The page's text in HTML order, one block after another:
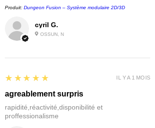
cyril G.
OSSUN, N
Produit: Dungeon Fusion – Système modulaire 2D/3D
5
★★★★★
agreablement surpris
rapidité,réactivité,disponibilité et
proffessionalisme
IL Y A 1 MOIS